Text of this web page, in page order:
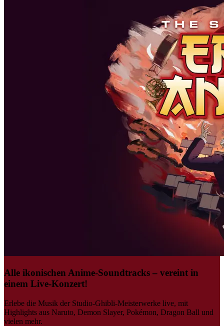
Alle ikonischen Anime-Soundtracks – vereint in
einem Live-Konzert!
Erlebe die Musik der Studio-Ghibli-Meisterwerke live, mit
Highlights aus Naruto, Demon Slayer, Pokémon, Dragon Ball und
vielen mehr.